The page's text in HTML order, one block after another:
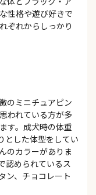
性格や遊び好きで
ぞれからしっかり
のミニチュアピン
われている方が多
す。成犬時の体重
とした体型をしてい
のカラーがありま
認められているス
ン、チョコレート